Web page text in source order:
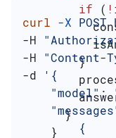
        if
( !
        }
      }
    }
curl -X POST
-H
-H "Content-
-d
'{
"model":
        {